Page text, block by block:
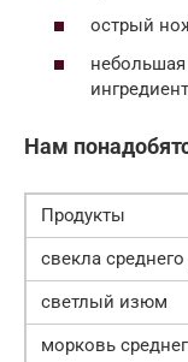
острый
Нам
Продукты
свекла
светлый изюм
морковь